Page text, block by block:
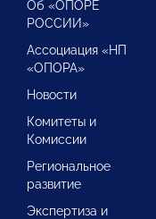
Об «ОПОРЕ
РОССИИ»
Ассоциация «НП
«ОПОРА»
Новости
Комитеты и
Комиссии
Региональное
развитие
Экспертиза и